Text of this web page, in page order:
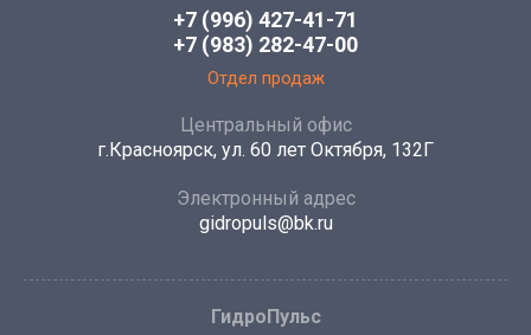
+7 (996) 427-41-71
+7 (983) 282-47-00
Отдел продаж
Центральный офис
г.Красноярск, ул. 60 лет Октября, 132Г
Электронный адрес
gidropuls@bk.ru
ГидроПульс